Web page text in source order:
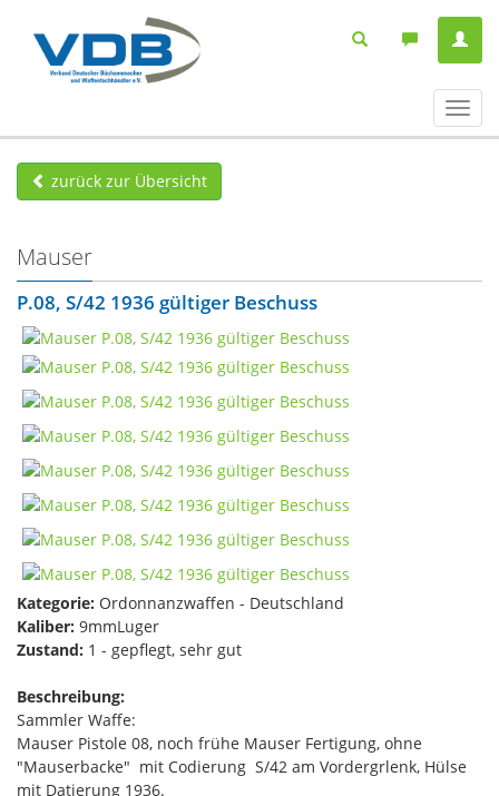
ein-/
zurück zur Übersicht
Mauser
P.08, S/42 1936 gültiger Beschuss
Kategorie: Ordonnanzwaffen - Deutschland
Kaliber: 9mmLuger
Zustand: 1 - gepflegt, sehr gut
Beschreibung:
Sammler Waffe:
Mauser Pistole 08, noch frühe Mauser Fertigung, ohne
"Mauserbacke" mit Codierung S/42 am Vordergrlenk, Hülse
mit Datierung 1936.